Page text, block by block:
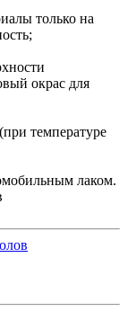
только на
окрас для
температуре
лаком.